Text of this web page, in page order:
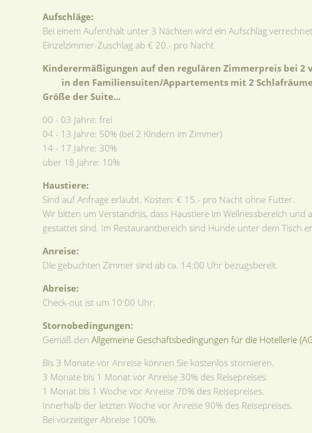
Aufschläge:
Bei einem Aufenthalt unter 3 Nächten wird ein Aufschlag
Einzelzimmer-Zuschlag ab € 20.- pro Nacht
Kinderermäßigungen auf den regulären Zimmerpreis bei
in den Familiensuiten/Appartements mit 2
Größe der Suite...
00 - 03 Jahre: frei
04 - 13 Jahre: 50% (bei 2 Kindern im Zimmer)
14 - 17 Jahre: 30%
über 18 Jahre: 10%
Haustiere:
Sind auf Anfrage erlaubt. Kosten: € 15.- pro Nacht ohne Futter.
Wir bitten um Verständnis, dass Haustiere im Wellnessbereich
gestattet sind. Im Restaurantbereich sind Hunde unter dem Tisch
Anreise:
Die gebuchten Zimmer sind ab ca. 14:00 Uhr bezugsbereit.
Abreise:
Check-out ist um 10:00 Uhr.
Stornobedingungen:
Gemäß den Allgemeine Geschäftsbedingungen für die Hotellerie
Bis 3 Monate vor Anreise können Sie kostenlos stornieren.
3 Monate bis 1 Monat vor Anreise 30% des Reisepreises.
1 Monat bis 1 Woche vor Anreise 70% des Reisepreises.
Innerhalb der letzten Woche vor Anreise 90% des Reisepreises.
Bei vorzeitiger Abreise 100%.